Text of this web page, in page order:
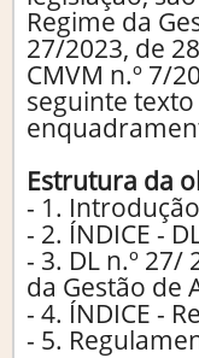
Regime da
27/2023, de
CMVM n.º 7/
seguinte
Estrutura da
- 1. Introdução
- 2. ÍNDICE -
- 3. DL n.º 27/
da Gestão de
- 4. ÍNDICE -
- 5.